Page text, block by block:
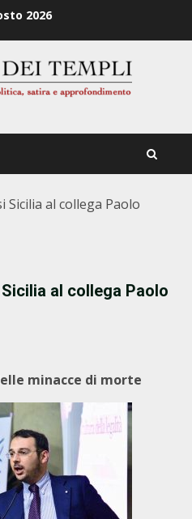
2026
Sicilia al collega Paolo
al collega Paolo
minacce di morte